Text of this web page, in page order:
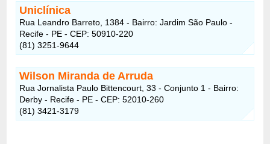
Uniclínica
Rua Leandro Barreto, 1384 - Bairro: Jardim São Paulo -
Recife - PE - CEP: 50910-220
(81) 3251-9644
Wilson Miranda de Arruda
Rua Jornalista Paulo Bittencourt, 33 - Conjunto 1 - Bairro:
Derby - Recife - PE - CEP: 52010-260
(81) 3421-3179